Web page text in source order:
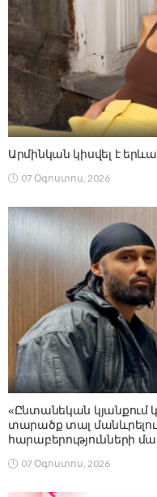
Արմինկան կիսվել է
07 Օգոստոս, 2026
«Ընտանեկան կյանքում
տարածք տալ
հարաբերությունների
07 Օգոստոս, 2026